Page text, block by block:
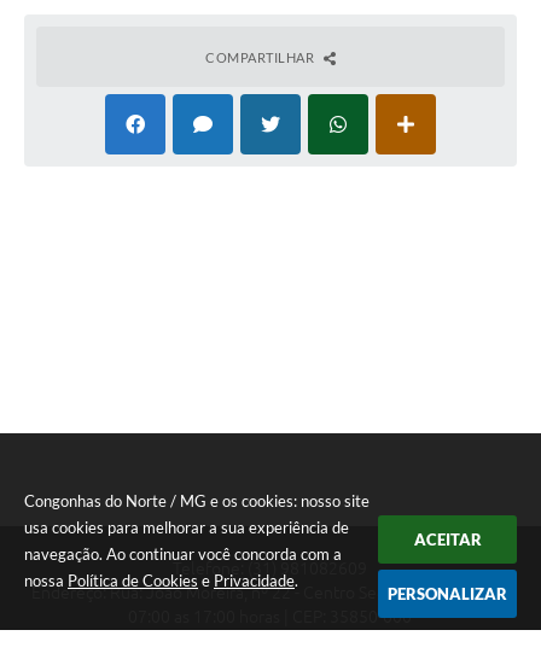
Congonhas do Norte / MG e os cookies: nosso site
usa cookies para melhorar a sua experiência de
navegação. Ao continuar você concorda com a
nossa Política de Cookies e Privacidade.
ACEITAR
PERSONALIZAR
COMPARTILHAR
Endereço: Rua: João Moreira, nº 22 - Centro Segunda a Sexta das
07:00 as 17:00 horas | CEP: 35850-000